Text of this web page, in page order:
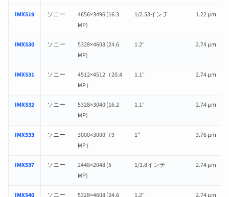
IMX519 ソニー
4656×3496 (16.3
MP)
1/2.53インチ 1.22 µm
IMX530 ソニー
5328×4608 (24.6
MP)
1.2" 2.74 µm
IMX531 ソニー
4512×4512（20.4
MP）
1.1" 2.74 µm
IMX532 ソニー
5328×3040 (16.2
MP)
1.1" 2.74 µm
IMX533 ソニー
3000×3000（9
MP）
1" 3.76 µm
IMX537 ソニー
2448×2048 (5
MP)
1/1.8インチ 2.74 µm
IMX540 ソニー
5328×4608 (24.6
1.2" 2.74 µm